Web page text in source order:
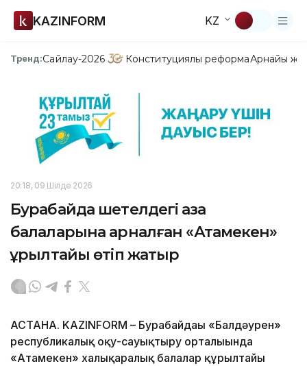
KAZINFORM KZ
Тренд:Сайлау-2026 Конституциялық реформаАрнайы
20:18, 09 Шілде 2026
Бурабайда шетелдегі қазақ
балаларына арналған «Атамекен»
құрылтайы өтіп жатыр
АСТАНА. KAZINFORM – Бурабайдағы «Балдәурен»
республикалық оқу-сауықтыру орталығында
«Атамекен» халықаралық балалар құрылтайы